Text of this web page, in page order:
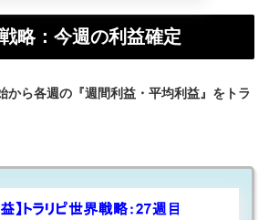
略：今週の利益確定
から各週の『週間利益・平均利益』をトラ